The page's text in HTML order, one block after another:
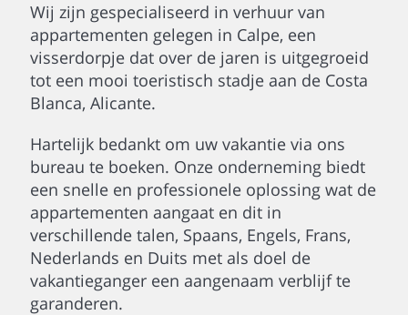
Wij zijn gespecialiseerd in verhuur van
appartementen gelegen in Calpe, een
visserdorpje dat over de jaren is uitgegroeid
tot een mooi toeristisch stadje aan de Costa
Blanca, Alicante.
Hartelijk bedankt om uw vakantie via ons
bureau te boeken. Onze onderneming biedt
een snelle en professionele oplossing wat de
appartementen aangaat en dit in
verschillende talen, Spaans, Engels, Frans,
Nederlands en Duits met als doel de
vakantieganger een aangenaam verblijf te
garanderen.